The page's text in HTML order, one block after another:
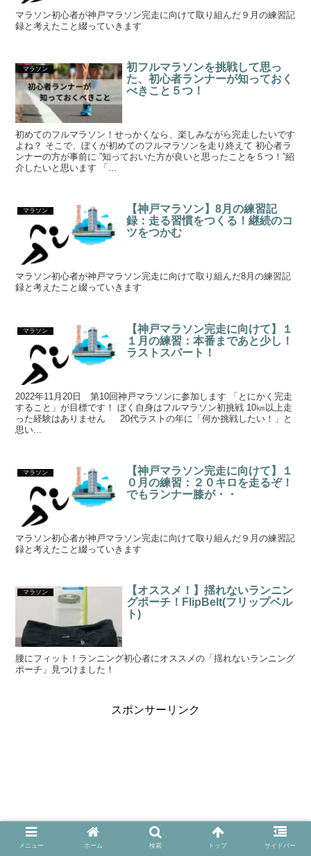
マラソン初心者が神戸マラソン完走に向けて取り組んだ９月の練習記
録と考えたこと綴っていきます
マラソン
初フルマラソンを挑戦して思っ
た、初心者ランナーが知っておく
べきこと５つ！
初めてのフルマラソン！せっかくなら、楽しみながら完走したいです
よね？ そこで、ぼくが初めてのフルマラソンを走り終えて 初心者ラ
ンナーの方が事前に ”知っておいた方が良いと思ったことを５つ！”紹
介したいと思います 「...
マラソン
【神戸マラソン】8月の練習記
録：走る習慣をつくる！継続のコ
ツをつかむ
マラソン初心者が神戸マラソン完走に向けて取り組んだ8月の練習記
録と考えたこと綴っていきます
マラソン
【神戸マラソン完走に向けて】１
１月の練習：本番まであと少し！
ラストスパート！
2022年11月20日 第10回神戸マラソンに参加します 「とにかく完走
すること」が目標です！ ぼく自身はフルマラソン初挑戦 10㎞以上走
った経験はありません 20代ラストの年に「何か挑戦したい！」と
思い...
マラソン
【神戸マラソン完走に向けて】１
０月の練習：２０キロを走るぞ！
でもランナー膝が・・
マラソン初心者が神戸マラソン完走に向けて取り組んだ９月の練習記
録と考えたこと綴っていきます
マラソン
【オススメ！】揺れないランニン
グポーチ！FlipBelt(フリップベル
ト)
腰にフィット！ランニング初心者にオススメの「揺れないランニング
ポーチ」見つけました！
スポンサーリンク
メニュー ホーム 検索 トップ サイドバー